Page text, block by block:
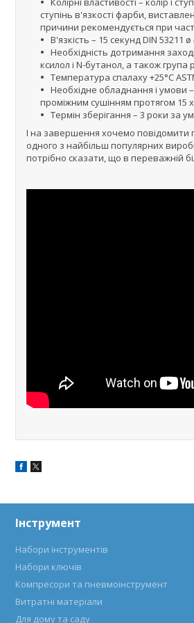
ступінь в'язкості фарби,
причини рекомендується при
В'язкість – 15 секунд DIN
Необхідність дотримання
ксилол і N-бутанол, а також група
Температура спалаху +25°C
Необхідне обладнання і умови
проміжним сушінням протягом 15
Термін зберігання – 3 роки за
І на завершення хочемо
одного з найбільш популярних
потрібно сказати, що в переважній
Інструмент
Набори інструментів
Набори ключів
Компресори та пневмоінструмент
Витратні матеріали
Для дому та саду